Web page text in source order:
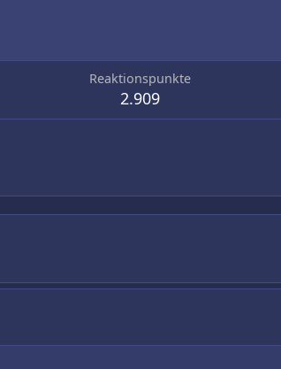
Reaktionspunkte
2.909